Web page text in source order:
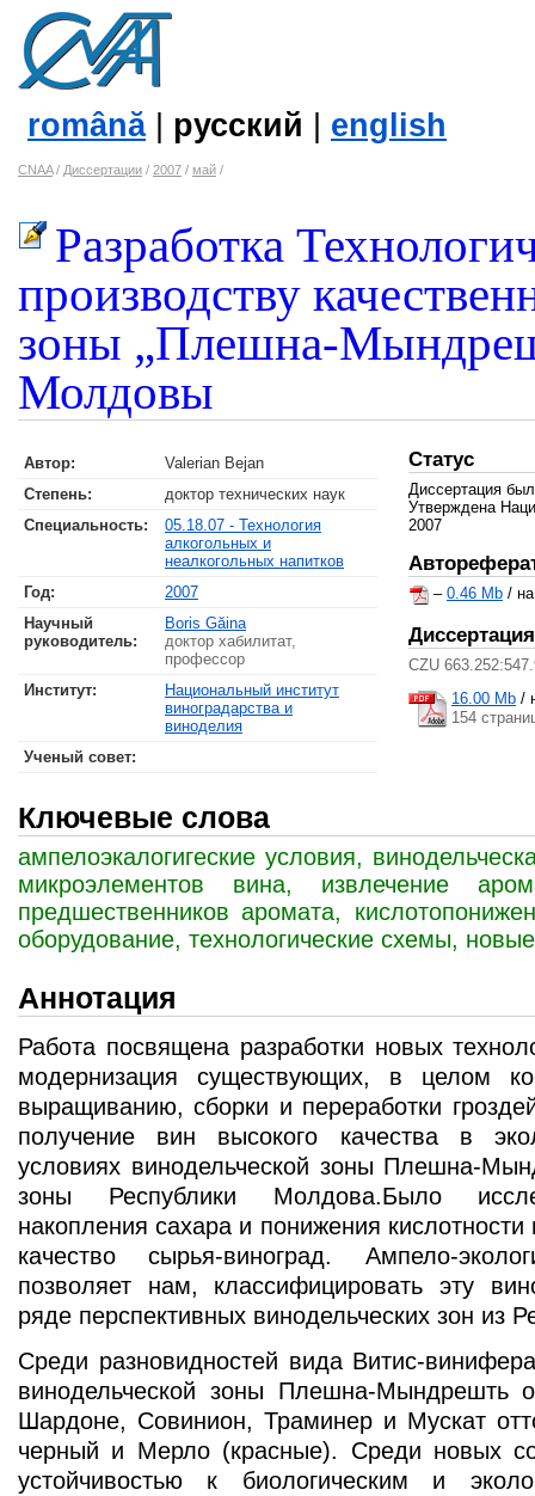
română| русский english
CNAA/ Диссертации / 2007 / май /
Разработка
производству
зоны „Плешна-
Молдовы
Автор:
Valerian Bejan
Степень:
доктор технических наук
Специальность:
05.18.07 - Технология
алкогольных и
неалкогольных напитков
Год:
2007
Научный
руководитель:
Boris Găina
доктор хабилитат,
профессор
Институт:
Национальный институт
виноградарства и
виноделия
Ученый совет:
Статус
Диссертация
Утверждена
2007
– 0.46 Mb /
Диссертация
CZU
16.00 Mb /
154
Ключевые слова
ампелоэкалогигеские условия,
микроэлементов вина, извлечение
предшественников аромата,
оборудование, технологические схемы,
Аннотация
Работа посвящена разработки новых
модернизация существующих, в целом
выращиванию, сборки и переработки
получение вин высокого качества в
условиях винодельческой зоны Плешна-
зоны Республики Молдова.Было
накопления cахара и понижения кислотности
качество сырья-виноград. Ампело-
позволяет нам, классифицировать эту
ряде перспективных винодельческих зон из
Среди разновидностей вида Витис-
винодельческой зоны Плешна-Мындрешть
Шардоне, Совинион, Траминер и Мускат
черный и Мерло (красные). Среди новых
устойчивостью к биологическим и